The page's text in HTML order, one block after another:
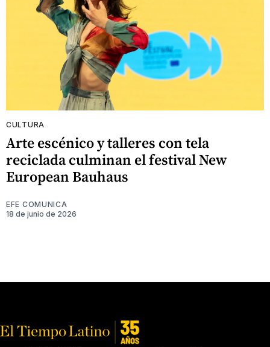
CULTURA
Arte escénico y talleres con tela
reciclada culminan el festival New
European Bauhaus
EFE COMUNICA
18 de junio de 2026